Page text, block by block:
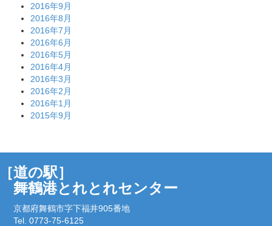
2016年9月
2016年8月
2016年7月
2016年6月
2016年5月
2016年4月
2016年3月
2016年2月
2016年1月
2015年9月
道の駅］
舞鶴港とれとれセンター
京都府舞鶴市字下福井905番地
Tel. 0773-75-6125